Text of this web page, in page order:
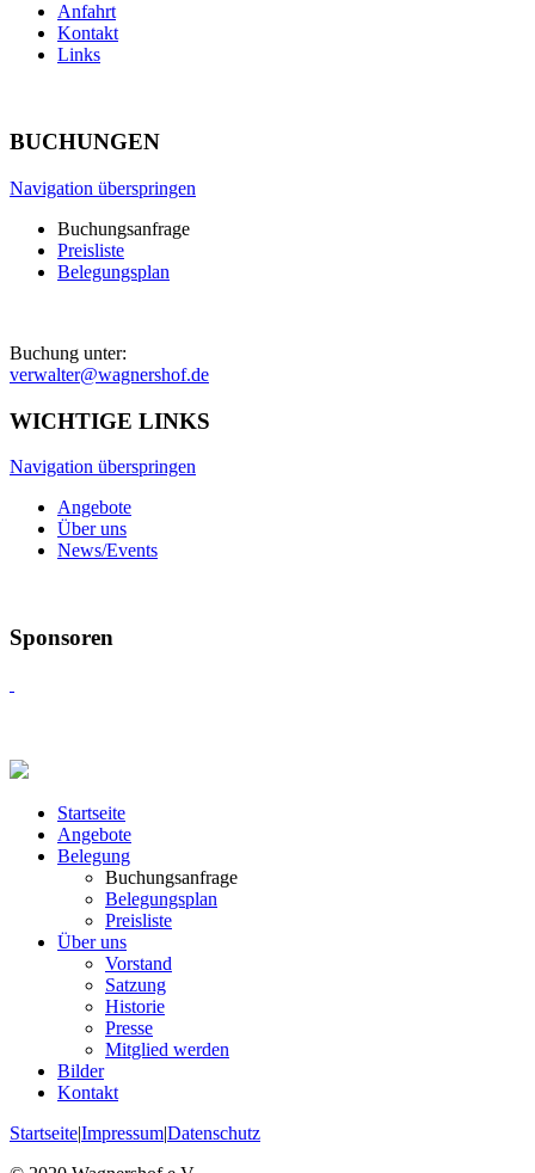
Anfahrt
Kontakt
Links
BUCHUNGEN
Navigation überspringen
Buchungsanfrage
Preisliste
Belegungsplan
Buchung unter:
verwalter@wagnershof.de
WICHTIGE LINKS
Navigation überspringen
Angebote
Über uns
News/Events
Sponsoren
Startseite
Angebote
Belegung
Buchungsanfrage
Belegungsplan
Preisliste
Über uns
Vorstand
Satzung
Historie
Presse
Mitglied werden
Bilder
Kontakt
Startseite|Impressum|Datenschutz